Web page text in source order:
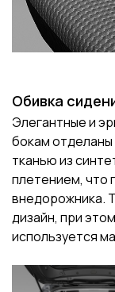
Обивка
Элегантные и
бокам отделаны
тканью из
плетением, что
внедорожника.
дизайн, при
используется